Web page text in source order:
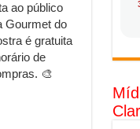
a seu favor
de lucro
ideal para seu imóvel
evitam ruídos no mercado
ao público
Gourmet do
é gratuita
de
🎨